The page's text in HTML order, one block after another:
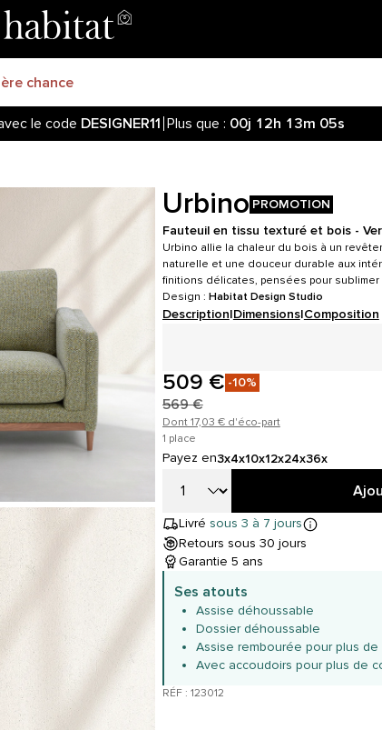
chance
le code DESIGNER11 Plus que : 00j 12h 13m 05s
Urbino PROMOTION
Fauteuil en tissu texturé et bois -
Urbino allie la chaleur du bois à un
naturelle et une douceur durable aux
finitions délicates, pensées pour
Design : Habitat Design Studio
Description|Dimensions|Composition
509 € -10%
569 €
Dont 17,03 € d'éco-part
1 place
Payez en3x4x10x12x24x36x
Livré sous 3 à 7 jours
Retours sous 30 jours
Garantie 5 ans
Ses atouts
Assise déhoussable
Dossier déhoussable
Assise rembourée pour plus
Avec accoudoirs pour plus de
RÉF : 123012